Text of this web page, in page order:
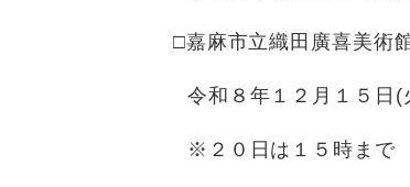
□嘉麻市立織田廣喜美術
令和８年１２月１５日(
※２０日は１５時まで